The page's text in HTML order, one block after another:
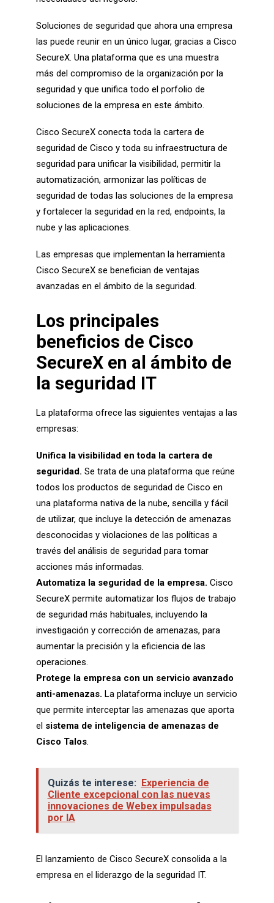
Soluciones de seguridad que ahora una empresa
las puede reunir en un único lugar, gracias a Cisco
SecureX. Una plataforma que es una muestra
más del compromiso de la organización por la
seguridad y que unifica todo el porfolio de
soluciones de la empresa en este ámbito.
Cisco SecureX conecta toda la cartera de
seguridad de Cisco y toda su infraestructura de
seguridad para unificar la visibilidad, permitir la
automatización, armonizar las políticas de
seguridad de todas las soluciones de la empresa
y fortalecer la seguridad en la red, endpoints, la
nube y las aplicaciones.
Las empresas que implementan la herramienta
Cisco SecureX se benefician de ventajas
avanzadas en el ámbito de la seguridad.
Los principales
beneficios de Cisco
SecureX en al ámbito de
la seguridad IT
La plataforma ofrece las siguientes ventajas a las
empresas:
Unifica la visibilidad en toda la cartera de
seguridad. Se trata de una plataforma que reúne
todos los productos de seguridad de Cisco en
una plataforma nativa de la nube, sencilla y fácil
de utilizar, que incluye la detección de amenazas
desconocidas y violaciones de las políticas a
través del análisis de seguridad para tomar
acciones más informadas.
Automatiza la seguridad de la empresa. Cisco
SecureX permite automatizar los flujos de trabajo
de seguridad más habituales, incluyendo la
investigación y corrección de amenazas, para
aumentar la precisión y la eficiencia de las
operaciones.
Protege la empresa con un servicio avanzado
anti-amenazas. La plataforma incluye un servicio
que permite interceptar las amenazas que aporta
el sistema de inteligencia de amenazas de
Cisco Talos.
Quizás te interese: Experiencia de
Cliente excepcional con las nuevas
innovaciones de Webex impulsadas
por IA
El lanzamiento de Cisco SecureX consolida a la
empresa en el liderazgo de la seguridad IT.